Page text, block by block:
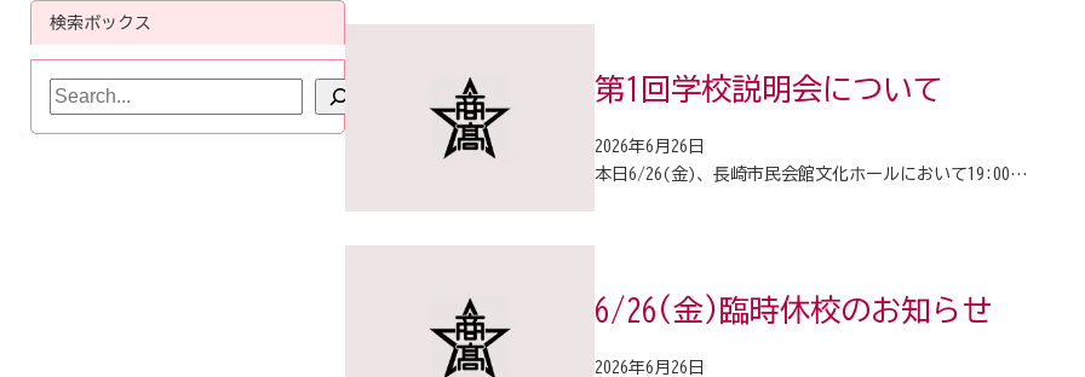
検索ボックス
検
索
第1回学校説明会について
2026年6月26日
本日6/26(金)、長崎市民会館文化ホールにおいて19:00…
6/26(金)臨時休校のお知らせ
2026年6月26日